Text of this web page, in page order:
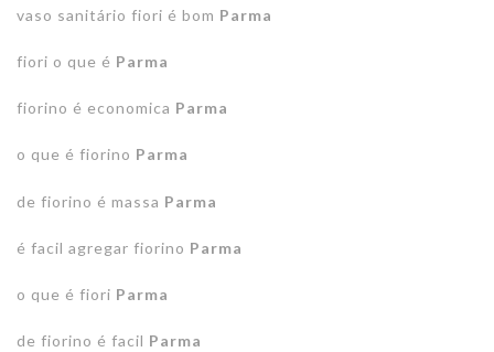
vaso sanitário fiori é bom Parma
fiori o que é Parma
fiorino é economica Parma
o que é fiorino Parma
de fiorino é massa Parma
é facil agregar fiorino Parma
o que é fiori Parma
de fiorino é facil Parma